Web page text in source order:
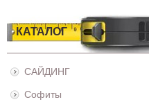
КАТАЛОГ
САЙДИНГ
Софиты